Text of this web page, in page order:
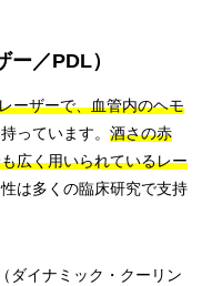
／PDL）
ーザーで、血管内のヘモ
っています。 酒さの赤
広く用いられているレー
は多くの臨床研究で支持
ダイナミック・クーリン